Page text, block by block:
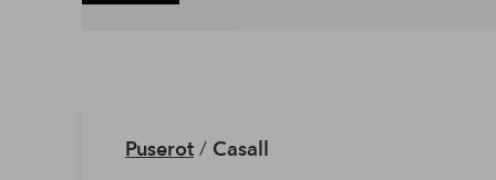
Puserot/ Casall